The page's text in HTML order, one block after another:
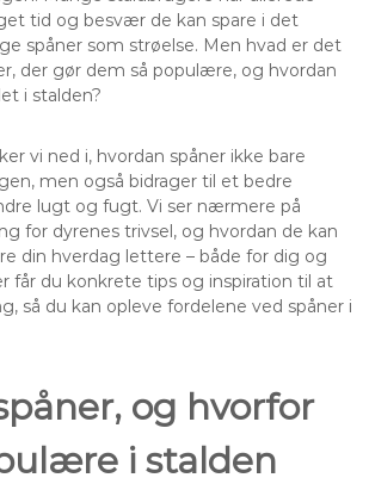
tid og besvær de kan spare i det
spåner som strøelse. Men hvad er det
der gør dem så populære, og hvordan
i stalden?
vi ned i, hvordan spåner ikke bare
men også bidrager til et bedre
lugt og fugt. Vi ser nærmere på
for dyrenes trivsel, og hvordan de kan
din hverdag lettere – både for dig og
får du konkrete tips og inspiration til at
så du kan opleve fordelene ved spåner i
og hvorfor
i stalden